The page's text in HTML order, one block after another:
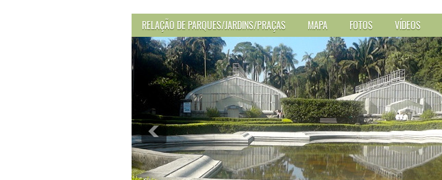
RELAÇÃO DE PARQUES/JARDINS/PRAÇAS MAPA FOTOS VÍDEOS